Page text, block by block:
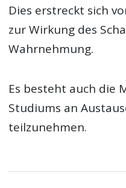
Dies erstreckt sich
zur Wirkung des
Wahrnehmung.
Es besteht auch die
Studiums an
teilzunehmen.